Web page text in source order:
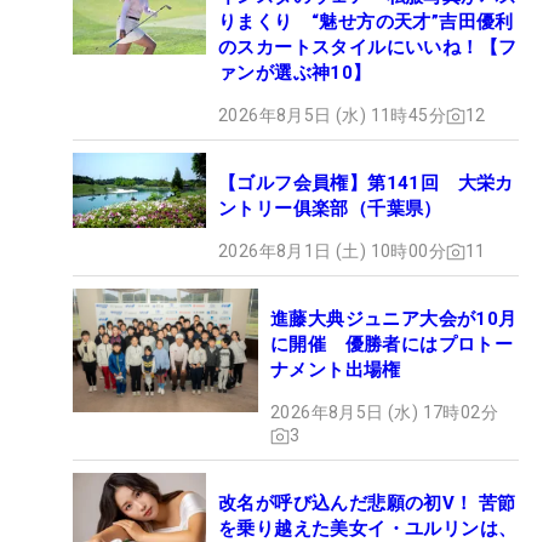
りまくり “魅せ方の天才”吉田優利
のスカートスタイルにいいね！【フ
ァンが選ぶ神10】
2026年8月5日 (水) 11時45分 12
【ゴルフ会員権】第141回 大栄カ
ントリー俱楽部（千葉県）
2026年8月1日 (土) 10時00分 11
進藤大典ジュニア大会が10月
に開催 優勝者にはプロトー
ナメント出場権
2026年8月5日 (水) 17時02分
3
改名が呼び込んだ悲願の初V！ 苦節
を乗り越えた美女イ・ユルリンは、